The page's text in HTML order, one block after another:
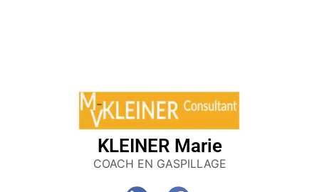
KLEINER Marie
COACH EN GASPILLAGE